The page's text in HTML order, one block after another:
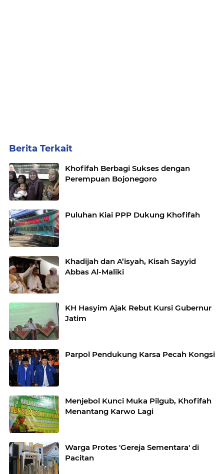
Berita Terkait
Khofifah Berbagi Sukses dengan
Perempuan Bojonegoro
Puluhan Kiai PPP Dukung Khofifah
Khadijah dan A’isyah, Kisah Sayyid
Abbas Al-Maliki
KH Hasyim Ajak Rebut Kursi Gubernur
Jatim
Parpol Pendukung Karsa Pecah Kongsi
Menjebol Kunci Muka Pilgub, Khofifah
Menantang Karwo Lagi
Warga Protes 'Gereja Sementara' di
Pacitan